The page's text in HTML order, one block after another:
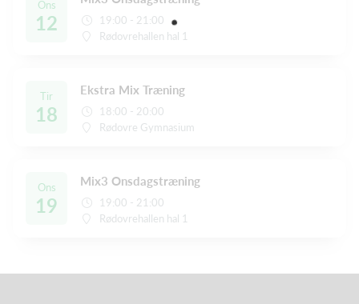
Ons
12
19:00 - 21:00
Rødovrehallen hal 1
Tir
18
Ekstra Mix Træning
18:00 - 20:00
Rødovre Gymnasium
Ons
19
Mix3 Onsdagstræning
19:00 - 21:00
Rødovrehallen hal 1